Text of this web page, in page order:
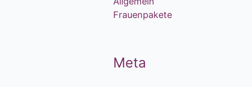
Frauenpakete
Meta